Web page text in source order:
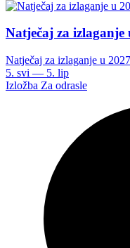
Natječaj za
Natječaj za izlaganje u
5. svi — 5. lip
Izložba Za odrasle